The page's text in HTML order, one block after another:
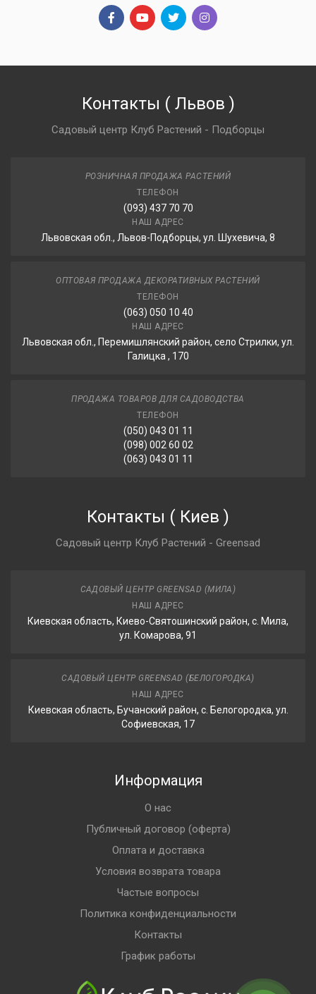
Контакты ( Львов )
Садовый центр Клуб Растений - Подборцы
РОЗНИЧНАЯ ПРОДАЖА РАСТЕНИЙ
ТЕЛЕФОН
(093) 437 70 70
НАШ АДРЕС
Львовская обл., Львов-Подборцы, ул. Шухевича, 8
ОПТОВАЯ ПРОДАЖА ДЕКОРАТИВНЫХ РАСТЕНИЙ
ТЕЛЕФОН
(063) 050 10 40
НАШ АДРЕС
Львовская обл., Перемишлянский район, село Стрилки, ул.
Галицка , 170
ПРОДАЖА ТОВАРОВ ДЛЯ САДОВОДСТВА
ТЕЛЕФОН
(050) 043 01 11
(098) 002 60 02
(063) 043 01 11
Контакты ( Киев )
Садовый центр Клуб Растений - Greensad
САДОВЫЙ ЦЕНТР GREENSAD (МИЛА)
НАШ АДРЕС
Киевская область, Киево-Святошинский район, с. Мила,
ул. Комарова, 91
САДОВЫЙ ЦЕНТР GREENSAD (БЕЛОГОРОДКА)
НАШ АДРЕС
Киевская область, Бучанский район, с. Белогородка, ул.
Софиевская, 17
Информация
О нас
Публичный договор (оферта)
Оплата и доставка
Условия возврата товара
Частые вопросы
Политика конфиденциальности
Контакты
График работы